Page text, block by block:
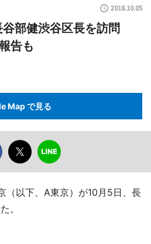
2018.10.05
谷部健渋谷区長を訪問
告も
Map で見る
（以下、A東京）が10月5日、長
。